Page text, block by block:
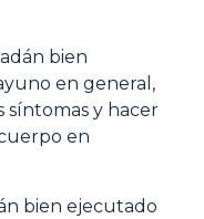
bien
en general,
síntomas y hacer
en
bien ejecutado